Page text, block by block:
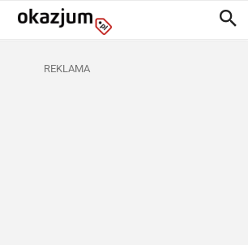
REKLAMA